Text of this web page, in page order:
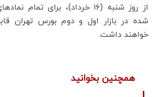
از روز شنبه (۱۶ خرداد)، برای
شده در بازار اول و دوم بورس تهران
خواهند داشت.
همچنین بخوانید